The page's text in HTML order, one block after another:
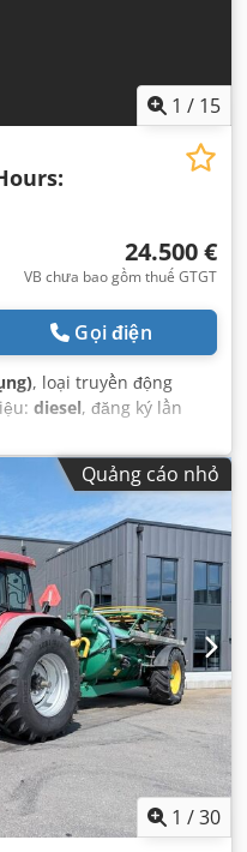
1 / 15
24.500 €
VB chưa bao gồm thuế GTGT
Gọi điện
, loại truyền động
diesel, đăng ký lần
Quảng cáo nhỏ
1 /30